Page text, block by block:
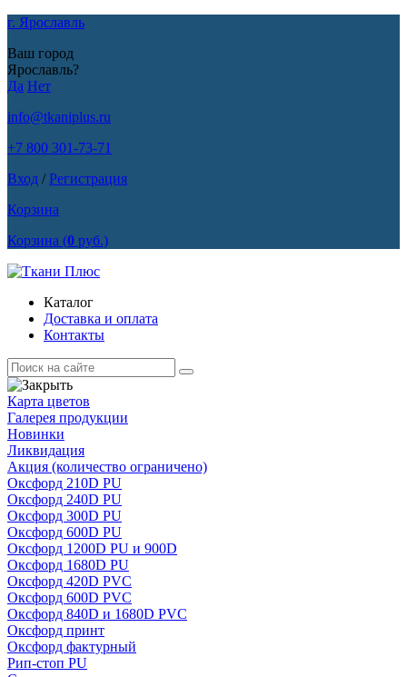
г. Ярославль
Ваш город
Ярославль?
Да Нет
info@tkaniplus.ru
+7 800 301-73-71
Вход /Регистрация
Корзина
Корзина (0 руб.)
Каталог
Доставка и оплата
Контакты
Карта цветов
Галерея продукции
Новинки
Ликвидация
Акция (количество ограничено)
Оксфорд 210D PU
Оксфорд 240D PU
Оксфорд 300D PU
Оксфорд 600D PU
Оксфорд 1200D PU и 900D
Оксфорд 1680D PU
Оксфорд 420D PVC
Оксфорд 600D PVC
Оксфорд 840D и 1680D PVC
Оксфорд принт
Оксфорд фактурный
Рип-стоп PU